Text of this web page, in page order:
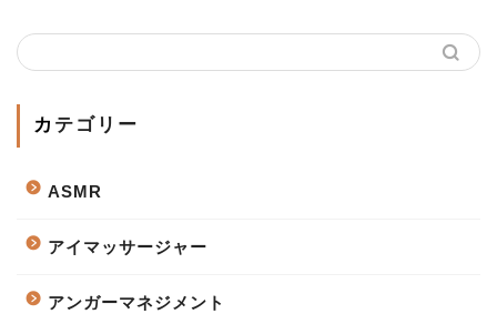
カテゴリー
ASMR
アイマッサージャー
アンガーマネジメント